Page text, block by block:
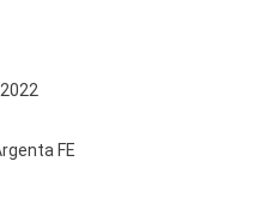
FE